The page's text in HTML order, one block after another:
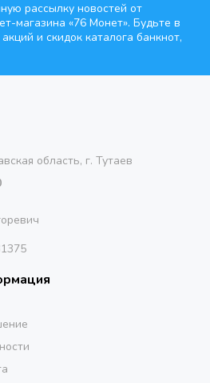
рассылку новостей от
магазина «76 Монет». Будьте в
и скидок каталога банкнот,
область, г. Тутаев